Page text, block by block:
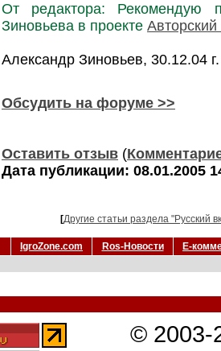
От редактора: Рекомендую
Зиновьева в проекте
Александр Зиновьев, 30.12.04 г.
Обсудить на форуме >>
Оставить отзыв (
Дата публикации: 08.01.2005
[Другие статьи раздела "Русский
IgroZone.com Ros-Новости
Е-
©